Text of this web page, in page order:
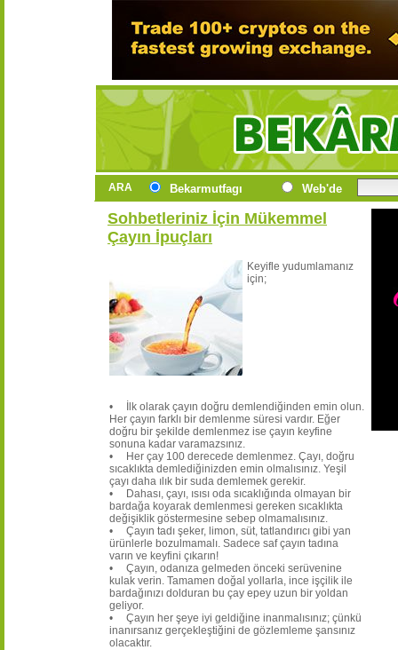
ARA Bekarmutfagı Web'de
Sohbetleriniz İçin Mükemmel
Çayın İpuçları
Keyifle yudumlamanız
için;
• İlk olarak çayın doğru demlendiğinden emin olun.
Her çayın farklı bir demlenme süresi vardır. Eğer
doğru bir şekilde demlenmez ise çayın keyfine
sonuna kadar varamazsınız.
• Her çay 100 derecede demlenmez. Çayı, doğru
sıcaklıkta demlediğinizden emin olmalısınız. Yeşil
çayı daha ılık bir suda demlemek gerekir.
• Dahası, çayı, ısısı oda sıcaklığında olmayan bir
bardağa koyarak demlenmesi gereken sıcaklıkta
değişiklik göstermesine sebep olmamalısınız.
• Çayın tadı şeker, limon, süt, tatlandırıcı gibi yan
ürünlerle bozulmamalı. Sadece saf çayın tadına
varın ve keyfini çıkarın!
• Çayın, odanıza gelmeden önceki serüvenine
kulak verin. Tamamen doğal yollarla, ince işçilik ile
bardağınızı dolduran bu çay epey uzun bir yoldan
geliyor.
• Çayın her şeye iyi geldiğine inanmalısınız; çünkü
inanırsanız gerçekleştiğini de gözlemleme şansınız
olacaktır.